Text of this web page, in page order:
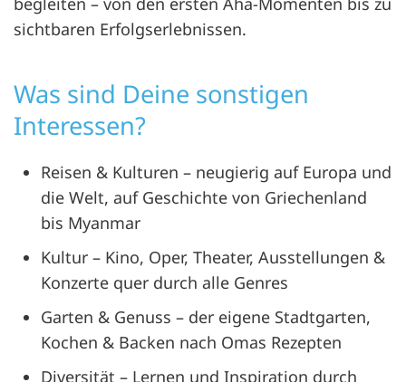
sichtbaren Erfolgserlebnissen.
Was sind Deine sonstigen
Interessen?
Reisen & Kulturen – neugierig auf Europa und
die Welt, auf Geschichte von Griechenland
bis Myanmar
Kultur – Kino, Oper, Theater, Ausstellungen &
Konzerte quer durch alle Genres
Garten & Genuss – der eigene Stadtgarten,
Kochen & Backen nach Omas Rezepten
Diversität – Lernen und Inspiration durch